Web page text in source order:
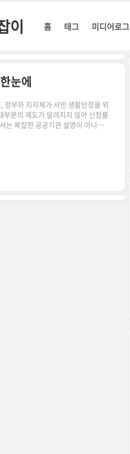
이 홈 태그 미디어로그
눈에
부와 지자체가 서민 생활안정을 위
분의 제도가 알려지지 않아 신청률
는 복잡한 공공기관 설명이 아니라,
니다.⏳ 3분 요약 – 2025 생활지원
·학생 필수 혜택4. 긴급복지/재난